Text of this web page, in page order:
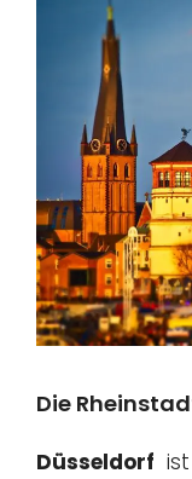
Die
Düsseldorf